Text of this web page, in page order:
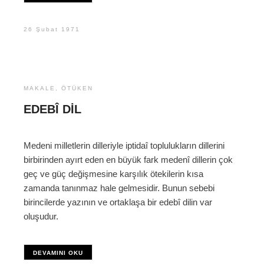
26 Şubat 1971
MAKALE , ÖTÜKEN
EDEBÎ DIL
Medeni milletlerin dilleriyle iptidaî toplulukların dillerini
birbirinden ayırt eden en büyük fark medenî dillerin çok
geç ve güç değişmesine karşılık ötekilerin kısa
zamanda tanınmaz hale gelmesidir. Bunun sebebi
birincilerde yazının ve ortaklaşa bir edebî dilin var
oluşudur.
DEVAMINI OKU